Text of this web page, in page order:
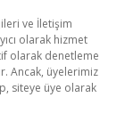
ve İletişim
olarak hizmet
olarak denetleme
Ancak, üyelerimiz
siteye üye olarak